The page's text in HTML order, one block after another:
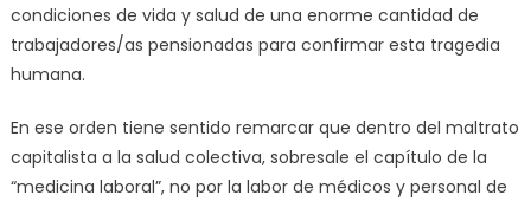
condiciones de vida y salud de una enorme cantidad de
trabajadores/as pensionadas para confirmar esta tragedia
humana.
En ese orden tiene sentido remarcar que dentro del maltrato
capitalista a la salud colectiva, sobresale el capítulo de la
“medicina laboral”, no por la labor de médicos y personal de